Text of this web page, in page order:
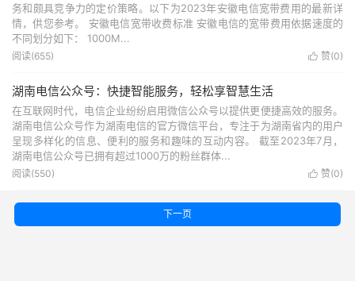
务和颇具竞争力的定价策略。以下为2023年安徽电信宽带费用的最新详
情，供您参考。 安徽电信宽带收费标准 安徽电信的宽带费用依据速度的
不同划分如下： 1000M...
 赞(0)
阅读(655)
湖南电信公众号：快捷智能服务，轻松享智慧生活
在互联网时代，电信企业纷纷启用微信公众号以提供更便捷高效的服务。
湖南电信公众号作为湖南电信的官方微信平台，专注于为湖南省内的用户
呈现多样化的信息、便利的服务和趣味的互动内容。 截至2023年7月，
湖南电信公众号已拥有超过1000万的粉丝群体...
 赞(0)
阅读(550)
下一页